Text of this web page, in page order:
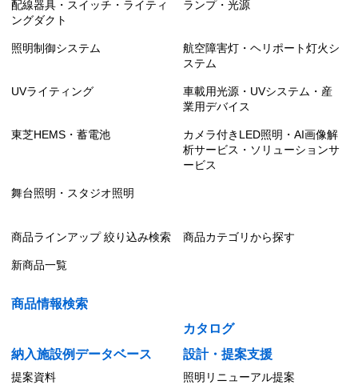
配線器具・スイッチ・ライティ
ングダクト
ランプ・光源
照明制御システム
航空障害灯・ヘリポート灯火シ
ステム
UVライティング
車載用光源・UVシステム・産
業用デバイス
東芝HEMS・蓄電池
カメラ付きLED照明・AI画像解
析サービス・ソリューションサ
ービス
舞台照明・スタジオ照明
商品ラインアップ 絞り込み検索 商品カテゴリから探す
新商品一覧
商品情報検索
カタログ
納入施設例データベース
設計・提案支援
提案資料 照明リニューアル提案